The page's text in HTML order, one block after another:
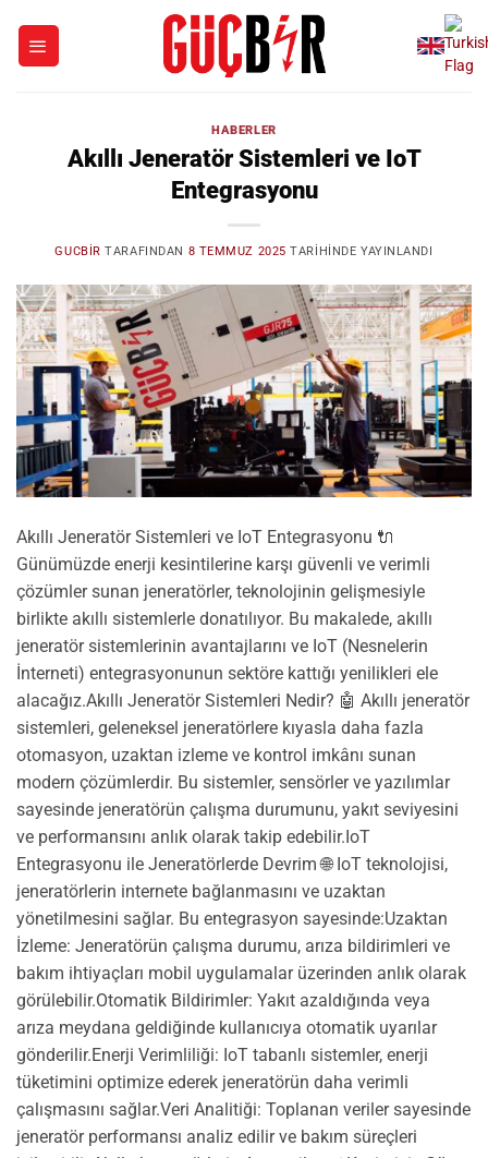
HABERLER
Akıllı Jeneratör Sistemleri ve IoT
Entegrasyonu
GUCBIR TARAFINDAN 8 TEMMUZ 2025 TARIHINDE YAYINLANDI
Akıllı Jeneratör Sistemleri ve IoT Entegrasyonu 🔌
Günümüzde enerji kesintilerine karşı güvenli ve verimli
çözümler sunan jeneratörler, teknolojinin gelişmesiyle
birlikte akıllı sistemlerle donatılıyor. Bu makalede, akıllı
jeneratör sistemlerinin avantajlarını ve IoT (Nesnelerin
İnterneti) entegrasyonunun sektöre kattığı yenilikleri ele
alacağız.Akıllı Jeneratör Sistemleri Nedir? 🤖 Akıllı jeneratör
sistemleri, geleneksel jeneratörlere kıyasla daha fazla
otomasyon, uzaktan izleme ve kontrol imkânı sunan
modern çözümlerdir. Bu sistemler, sensörler ve yazılımlar
sayesinde jeneratörün çalışma durumunu, yakıt seviyesini
ve performansını anlık olarak takip edebilir.IoT
Entegrasyonu ile Jeneratörlerde Devrim 🌐 IoT teknolojisi,
jeneratörlerin internete bağlanmasını ve uzaktan
yönetilmesini sağlar. Bu entegrasyon sayesinde:Uzaktan
İzleme: Jeneratörün çalışma durumu, arıza bildirimleri ve
bakım ihtiyaçları mobil uygulamalar üzerinden anlık olarak
görülebilir.Otomatik Bildirimler: Yakıt azaldığında veya
arıza meydana geldiğinde kullanıcıya otomatik uyarılar
gönderilir.Enerji Verimliliği: IoT tabanlı sistemler, enerji
tüketimini optimize ederek jeneratörün daha verimli
çalışmasını sağlar.Veri Analitiği: Toplanan veriler sayesinde
jeneratör performansı analiz edilir ve bakım süreçleri